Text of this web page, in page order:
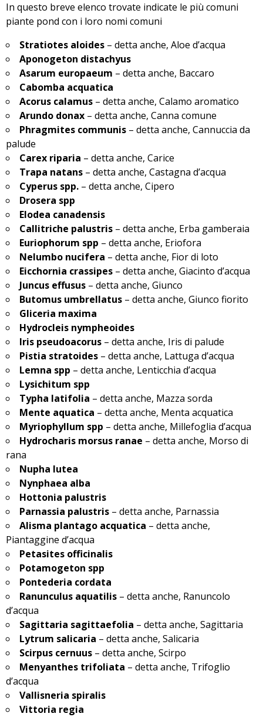
In questo breve elenco trovate indicate le più comuni
piante pond con i loro nomi comuni
Stratiotes aloides – detta anche, Aloe d’acqua
Aponogeton distachyus
Asarum europaeum – detta anche, Baccaro
Cabomba acquatica
Acorus calamus – detta anche, Calamo aromatico
Arundo donax – detta anche, Canna comune
Phragmites communis – detta anche, Cannuccia da
palude
Carex riparia – detta anche, Carice
Trapa natans – detta anche, Castagna d’acqua
Cyperus spp. – detta anche, Cipero
Drosera spp
Elodea canadensis
Callitriche palustris – detta anche, Erba gamberaia
Euriophorum spp – detta anche, Eriofora
Nelumbo nucifera – detta anche, Fior di loto
Eicchornia crassipes – detta anche, Giacinto d’acqua
Juncus effusus – detta anche, Giunco
Butomus umbrellatus – detta anche, Giunco fiorito
Gliceria maxima
Hydrocleis nympheoides
Iris pseudoacorus – detta anche, Iris di palude
Pistia stratoides – detta anche, Lattuga d’acqua
Lemna spp – detta anche, Lenticchia d’acqua
Lysichitum spp
Typha latifolia – detta anche, Mazza sorda
Mente aquatica – detta anche, Menta acquatica
Myriophyllum spp – detta anche, Millefoglia d’acqua
Hydrocharis morsus ranae – detta anche, Morso di
rana
Nupha lutea
Nynphaea alba
Hottonia palustris
Parnassia palustris – detta anche, Parnassia
Alisma plantago acquatica – detta anche,
Piantaggine d’acqua
Petasites officinalis
Potamogeton spp
Pontederia cordata
Ranunculus aquatilis – detta anche, Ranuncolo
d’acqua
Sagittaria sagittaefolia – detta anche, Sagittaria
Lytrum salicaria – detta anche, Salicaria
Scirpus cernuus – detta anche, Scirpo
Menyanthes trifoliata – detta anche, Trifoglio
d’acqua
Vallisneria spiralis
Vittoria regia